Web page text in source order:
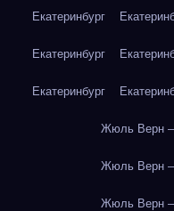
Екатеринбург
Екатеринбург
Екатеринбург
Жюль Верн
Жюль Верн
Жюль Верн